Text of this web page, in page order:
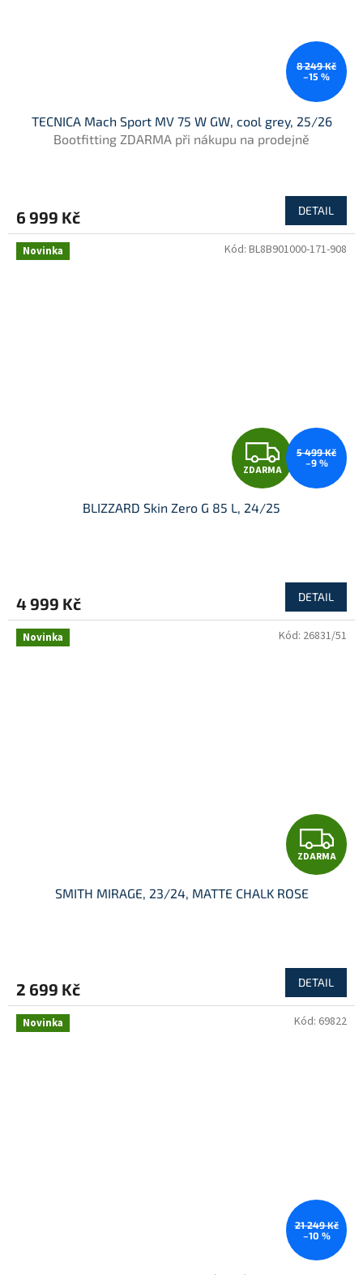
8 249 Kč
–15 %
TECNICA Mach Sport MV 75 W GW, cool grey, 25/26
Bootfitting ZDARMA při nákupu na prodejně
6 999 Kč DETAIL
Novinka
Z
D
A
M
A
ZDARMA
5 499 Kč
–9 %
BLIZZARD Skin Zero G 85 L, 24/25
4 999 Kč DETAIL
Kód: BL8B901000-171-908
Novinka
Z
D
M
A
ZDARMA
SMITH MIRAGE, 23/24, MATTE CHALK ROSE
2 699 Kč DETAIL
Kód: 26831/51
Novinka
21 249 Kč
–10 %
Kód: 69822